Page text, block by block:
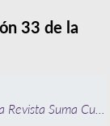
33 de la
Revista Suma